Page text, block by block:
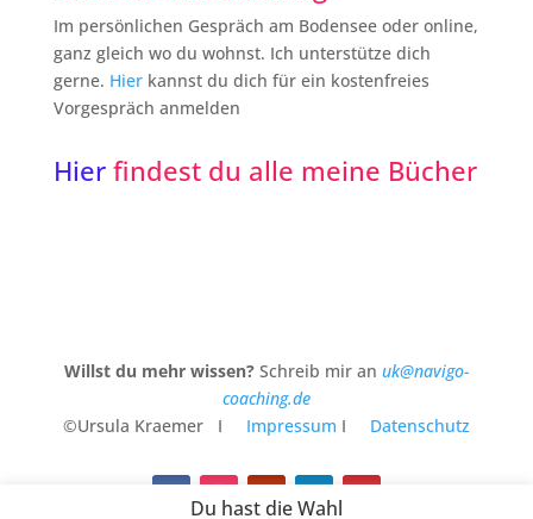
Im persönlichen Gespräch am Bodensee oder online,
ganz gleich wo du wohnst. Ich unterstütze dich
gerne. Hierkannst du dich für ein kostenfreies
Vorgespräch anmelden
Hierfindest du alle meine Bücher
Willst du mehr wissen? Schreib mir an uk@navigo-
coaching.de
©Ursula Kraemer I
Impressum I Datenschutz
Du hast die Wahl